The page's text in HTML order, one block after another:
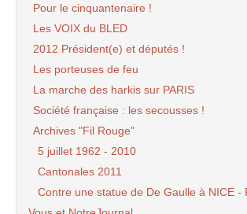
Pour le cinquantenaire !
Les VOIX du BLED
2012 Président(e) et députés !
Les porteuses de feu
La marche des harkis sur PARIS
Société française : les secousses !
Archives "Fil Rouge"
5 juillet 1962 - 2010
Cantonales 2011
Contre une statue de De Gaulle à NICE -